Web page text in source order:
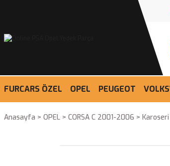
FURCARS ÖZEL OPEL PEUGEOT
Anasayfa OPEL CORSA C 2001-2006 Karoseri